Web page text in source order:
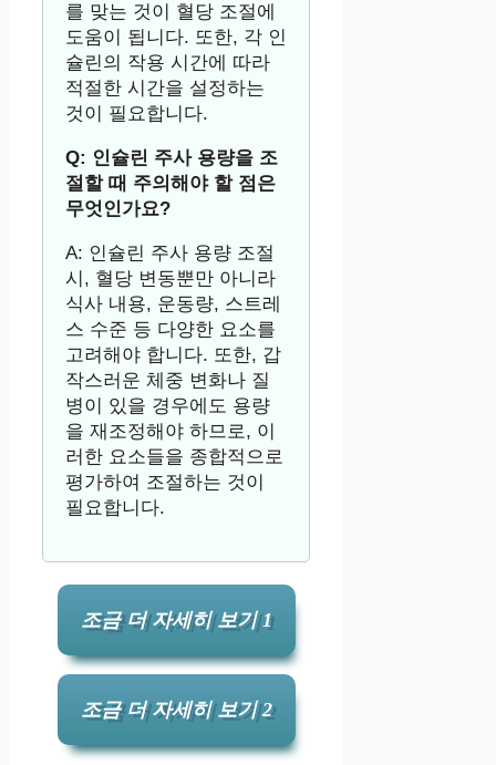
를 맞는 것이 혈당 조절에
도움이 됩니다. 또한, 각 인
슐린의 작용 시간에 따라
적절한 시간을 설정하는
것이 필요합니다.
Q: 인슐린 주사 용량을 조
절할 때 주의해야 할 점은
무엇인가요?
A: 인슐린 주사 용량 조절
시, 혈당 변동뿐만 아니라
식사 내용, 운동량, 스트레
스 수준 등 다양한 요소를
고려해야 합니다. 또한, 갑
작스러운 체중 변화나 질
병이 있을 경우에도 용량
을 재조정해야 하므로, 이
러한 요소들을 종합적으로
평가하여 조절하는 것이
필요합니다.
조금 더 자세히 보기 1
조금 더 자세히 보기 2